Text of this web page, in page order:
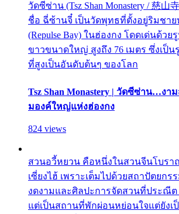
วัดซีซ่าน (Tsz Shan Monastery / 慈
ชื่อ ฉี่ซ้านจี๋ เป็นวัดพุทธที่ตั้งอยู่ริมชาย
(Repulse Bay) ในฮ่องกง โดดเด่นด้ว
ขาวขนาดใหญ่ สูงถึง 76 เมตร ซึ่งเป็
ที่สูงเป็นอันดับต้นๆ ของโลก
Tsz Shan Monastery | วัดซีซ่าน…งา
มองค์ใหญ่แห่งฮ่องกง
824 views
สวนอวี้หยวน คือหนึ่งในสวนจีนโบร
เซี่ยงไฮ้ เพราะเต็มไปด้วยสถาปัตยก
งดงามและศิลปะการจัดสวนที่ประณีต
แต่เป็นสถานที่พักผ่อนหย่อนใจแต่ยังเ